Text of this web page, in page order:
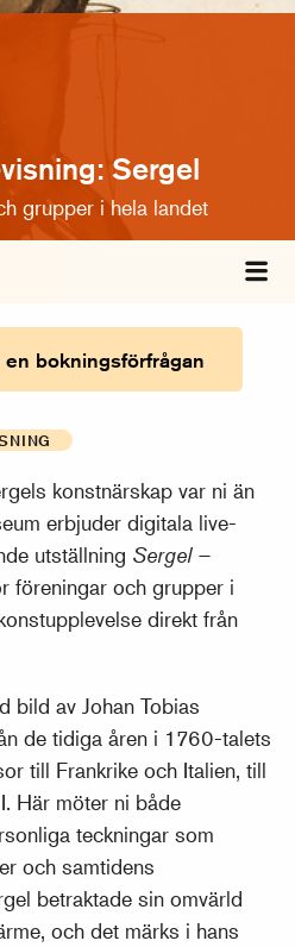
Sergel
grupper i hela landet
bokningsförfrågan
konstnärskap var ni än
erbjuder digitala live-
utställning Sergel –
föreningar och grupper i
direkt från
bild av Johan Tobias
de tidiga åren i 1760-talets
till Frankrike och Italien, till
Här möter ni både
teckningar som
och samtidens
betraktade sin omvärld
och det märks i hans